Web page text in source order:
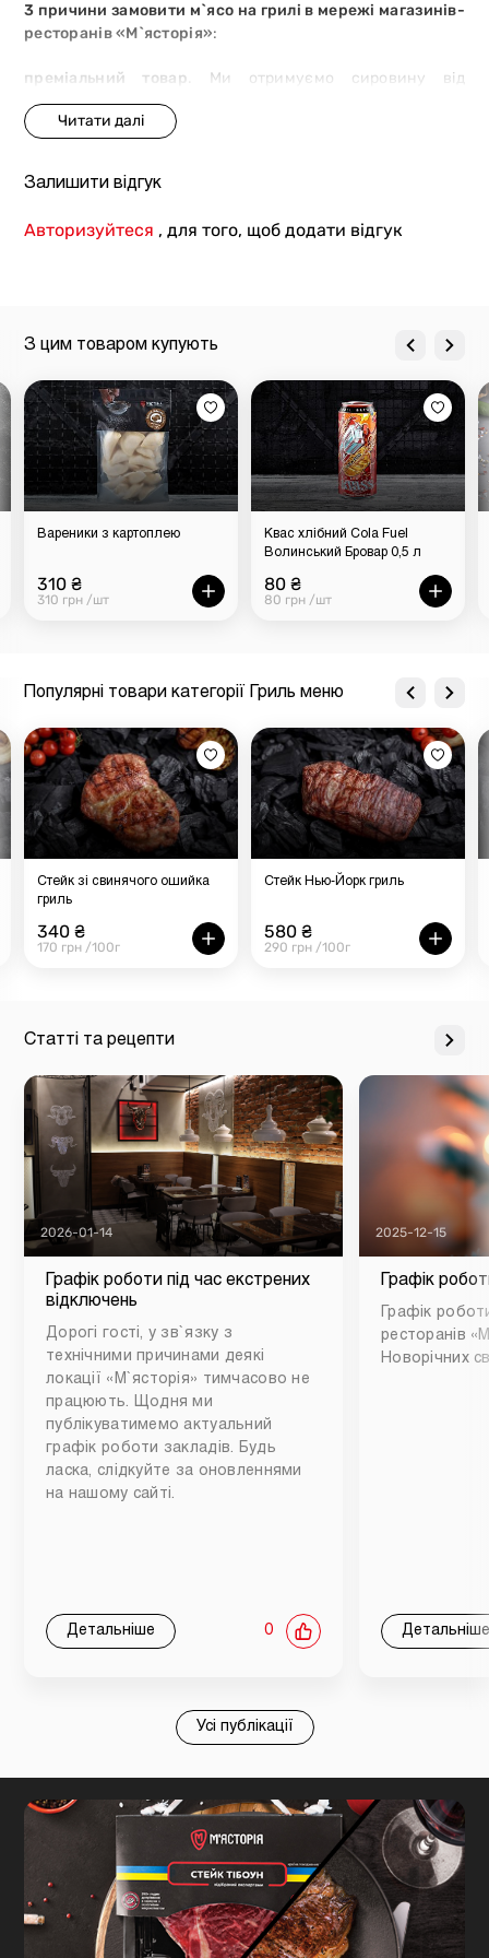
3 причини замовити м`ясо на грилі в мережі магазинів-
ресторанів «М`ясторія»:
преміальний товар . Ми отримуємо сировину від
сертифікованих постачальників. Тварини отримують
рослинний раціон і ретельний догляд, що забезпечують
безпека і якість. Під час відгодівлі не використовуються
проходить декілька етапів перевірки на відповідність
щоб ми доставили страву за вашою адресою в Києві.
Кухарі «М`ясторії» приготують быфштекс і дбайливо
запакують його, щоб він гарантовано потрапив на ваш
стіл гарячим і соковитим.
Залишити відгук
Авторизуйтеся , для того, щоб додати відгук
З цим товаром купують
Вареники з картоплею
310 ₴
310 грн /шт
Квас хлібний Cola Fuel
Волинський Бровар 0,5 л
80 ₴
80 грн /шт
Популярні товари категорії Гриль меню
Стейк зі свинячого ошийка
гриль
340 ₴
170 грн /100г
Стейк Нью-Йорк гриль
580 ₴
290 грн /100г
Статті та рецепти
2026-01-14
Графік роботи під час екстрених
відключень
Дорогі гості, у зв`язку з
технічними причинами деякі
локації «М`ясторія» тимчасово не
працюють. Щодня ми
публікуватимемо актуальний
графік роботи закладів. Будь
ласка, слідкуйте за оновленнями
на нашому сайті.
Детальніше 0
2025-12-15
Графік
Графік
ресторанів
Новорічних
Детальніше
Усі публікації